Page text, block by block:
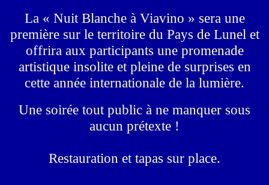
La « Nuit Blanche à Viavino » sera une
première sur le territoire du Pays de Lunel et
offriraaux participants une promenade
artistique insolite et pleine de surprises en
cette année internationale de la lumière.
Une soirée tout public à ne manquer sous
aucun prétexte !
Restauration et tapas sur place.